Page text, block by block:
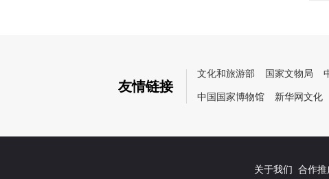
友情链接
文化和旅游部 国家文物局
中国国家博物馆 新华网文化
关于我们 合作推